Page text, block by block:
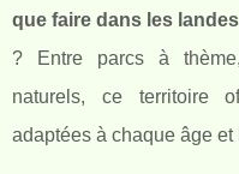
que faire dans les landes
? Entre parcs à
naturels, ce territoire
adaptées à chaque âge et